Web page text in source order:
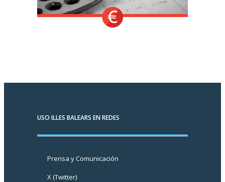
USO ILLES BALEARS EN REDES
Prensa y Comunicación
X (Twitter)